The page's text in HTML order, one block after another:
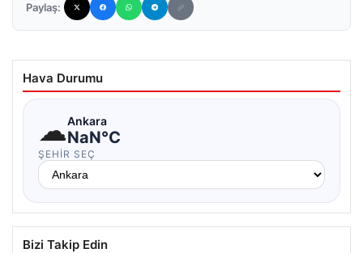
Paylaş:
Hava Durumu
☁Ankara
NaN°C
ŞEHIR SEÇ
Bizi Takip Edin